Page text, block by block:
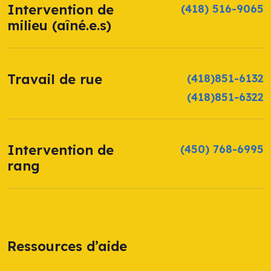
Intervention de
milieu (aîné.e.s)
(418) 516-9065
Travail de rue
(418)851-6132
(418)851-6322
Intervention de
rang
(450) 768-6995
Ressources d’aide